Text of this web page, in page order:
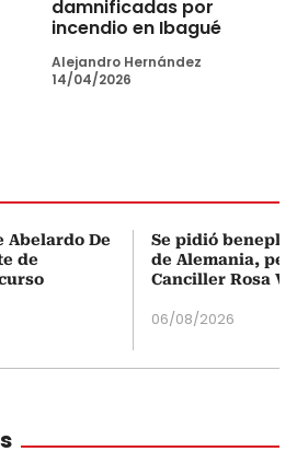
damnificadas por
incendio en Ibagué
Alejandro Hernández
14/04/2026
Abelardo De
de
Se pidió
de Alemania,
Canciller Rosa
06/08/2026